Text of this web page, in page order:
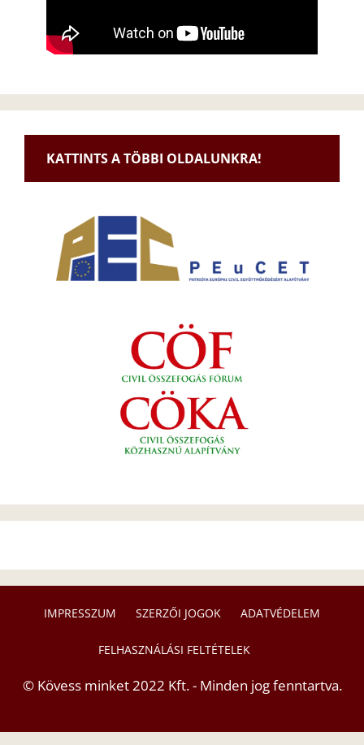
KATTINTS A TÖBBI OLDALUNKRA!
IMPRESSZUM SZERZŐI JOGOK ADATVÉDELEM
FELHASZNÁLÁSI FELTÉTELEK
© Kövess minket 2022 Kft. - Minden jog fenntartva.